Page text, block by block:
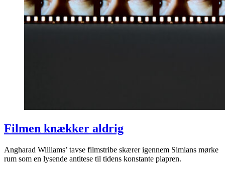
Filmen knækker aldrig
Angharad Williams’ tavse filmstribe skærer igennem Simians mørke
rum som en lysende antitese til tidens konstante plapren.